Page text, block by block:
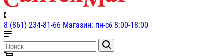
8 (861) 234-81-66 Магазин: пн-сб 8:00-18:00